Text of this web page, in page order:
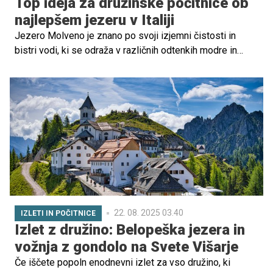
najlepšem jezeru v Italiji
Jezero Molveno je znano po svoji izjemni čistosti in
bistri vodi, ki se odraža v različnih odtenkih modre in
za družine, saj ponujajo številne aktivnosti in udobje v
naravnem okolju.
IZLETI IN POČITNICE 22. 08. 2025 03.40
Izlet z družino: Belopeška jezera in
vožnja z gondolo na Svete Višarje
Če iščete popoln enodnevni izlet za vso družino, ki